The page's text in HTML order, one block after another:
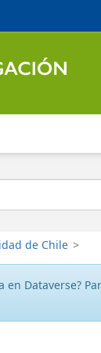
de Chile >
en Dataverse?